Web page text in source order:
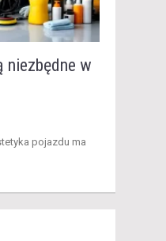
niezbędne w
pojazdu ma